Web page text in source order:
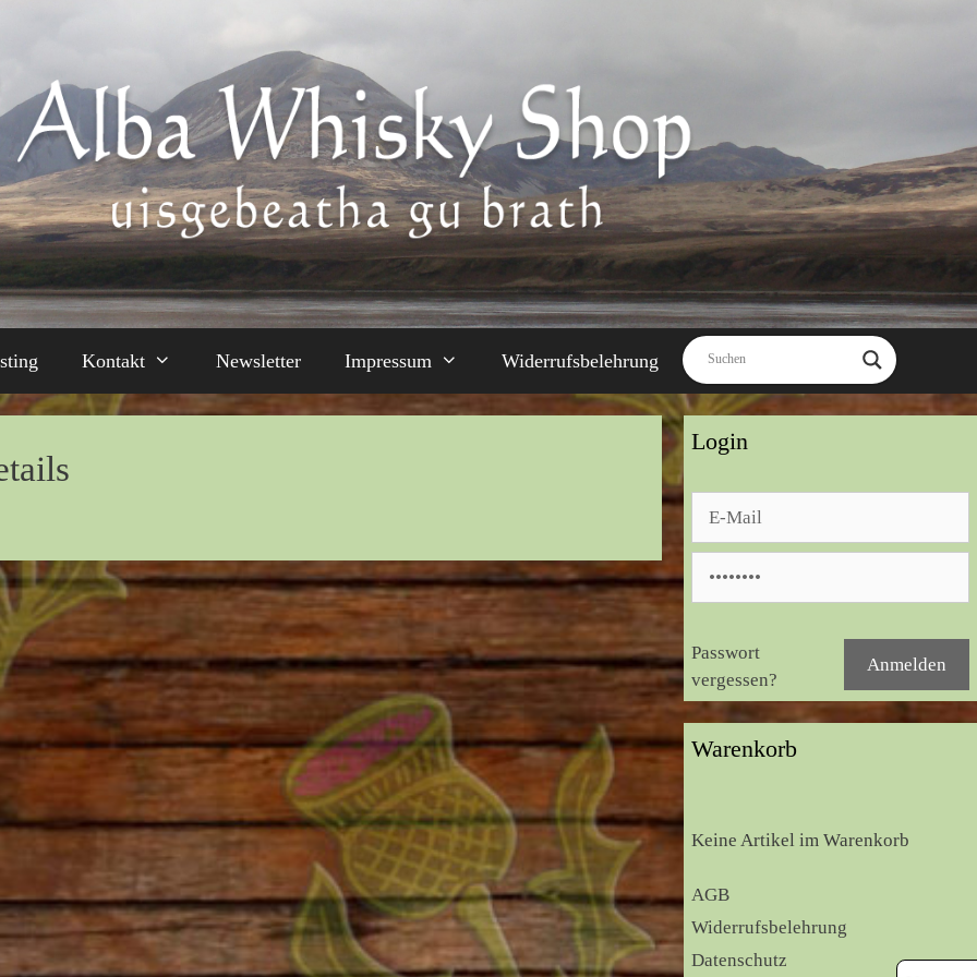
Kontakt Newsletter Impressum Widerrufsbelehrung
Login
Passwort
vergessen?
Warenkorb
Keine Artikel im Warenkorb
AGB
Widerrufsbelehrung
Datenschutz